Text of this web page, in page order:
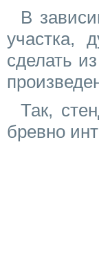
В
участка,
сделать
Так,
бревно